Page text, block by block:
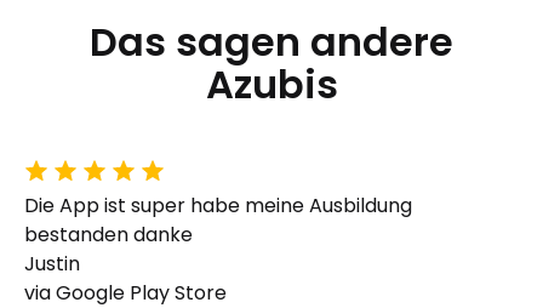
Das sagen andere
Azubis
Die App ist super habe meine Ausbildung
bestanden danke
Justin
via Google Play Store